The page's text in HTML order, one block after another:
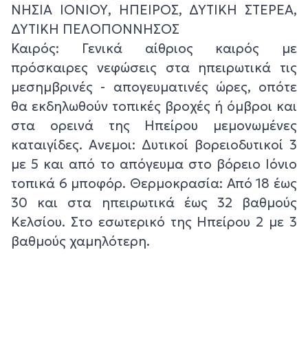
ΝΗΣΙΑ ΙΟΝΙΟΥ, ΗΠΕΙΡΟΣ, ΔΥΤΙΚΗ ΣΤΕΡΕΑ,
ΔΥΤΙΚΗ ΠΕΛΟΠΟΝΝΗΣΟΣ
Καιρός: Γενικά αίθριος καιρός με
πρόσκαιρες νεφώσεις στα ηπειρωτικά τις
μεσημβρινές - απογευματινές ώρες, οπότε
θα εκδηλωθούν τοπικές βροχές ή όμβροι και
στα ορεινά της Ηπείρου μεμονωμένες
καταιγίδες. Ανεμοι: Δυτικοί βορειοδυτικοί 3
με 5 και από το απόγευμα στο βόρειο Ιόνιο
τοπικά 6 μποφόρ. Θερμοκρασία: Από 18 έως
30 και στα ηπειρωτικά έως 32 βαθμούς
Κελσίου. Στο εσωτερικό της Ηπείρου 2 με 3
βαθμούς χαμηλότερη.